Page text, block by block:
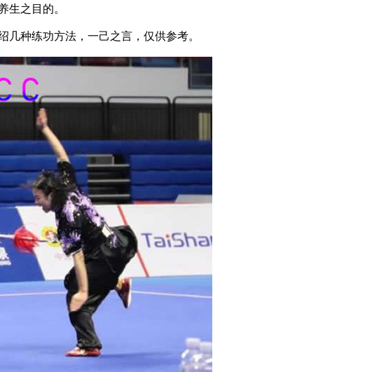
生之目的。
种练功方法，一己之言，仅供参考。